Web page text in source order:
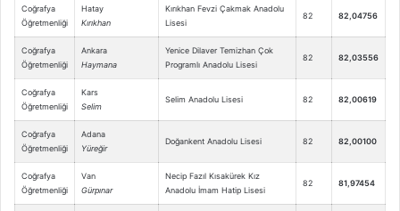
Coğrafya
Öğretmenliği
Hatay
Kırıkhan
Kırıkhan Fevzi Çakmak Anadolu
Lisesi
82 82,04756
Coğrafya
Öğretmenliği
Ankara
Haymana
Yenice Dilaver Temizhan Çok
Programlı Anadolu Lisesi
82 82,03556
Coğrafya
Öğretmenliği
Kars
Selim
Selim Anadolu Lisesi 82 82,00619
Coğrafya
Öğretmenliği
Adana
Yüreğir
Doğankent Anadolu Lisesi 82 82,00100
Coğrafya
Öğretmenliği
Van
Gürpınar
Necip Fazıl Kısakürek Kız
Anadolu İmam Hatip Lisesi
82 81,97454